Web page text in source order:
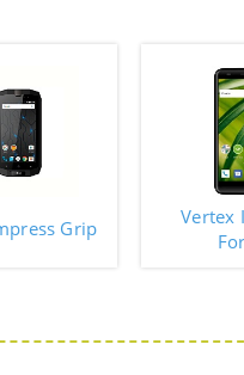
Grip
Vertex